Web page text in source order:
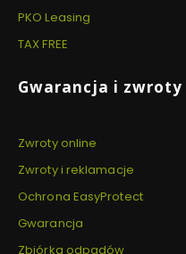
PKO Leasing
TAX FREE
Gwarancja i zwroty
Zwroty online
Zwroty i reklamacje
Ochrona EasyProtect
Gwarancja
Zbiórka odpadów